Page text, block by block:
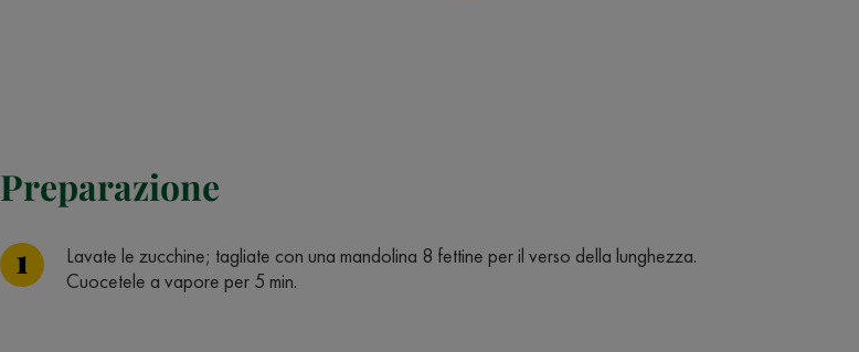
Preparazione
Lavate le zucchine; tagliate con una mandolina 8 fettine per il verso della lunghezza.
Cuocetele a vapore per 5 min.